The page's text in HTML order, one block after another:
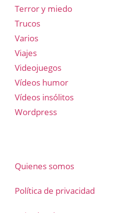
Terror y miedo
Trucos
Varios
Viajes
Videojuegos
Vídeos humor
Vídeos insólitos
Wordpress
Quienes somos
Política de privacidad